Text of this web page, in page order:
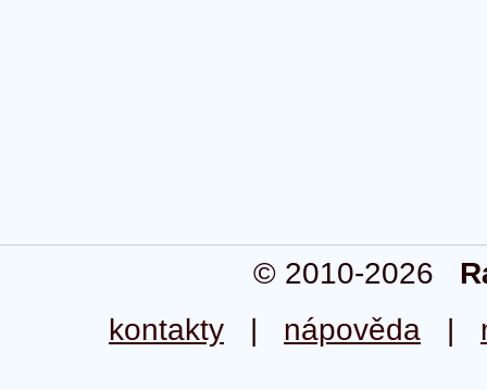
© 2010-2026
kontakty | nápověda |